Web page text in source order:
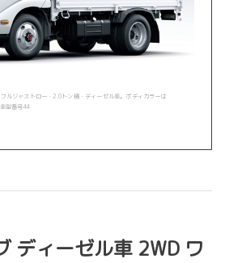
ルジャストロー・2.0トン積・ディーゼル車。ボディカラーは
型番号44
ディーゼル車 2WD ワ